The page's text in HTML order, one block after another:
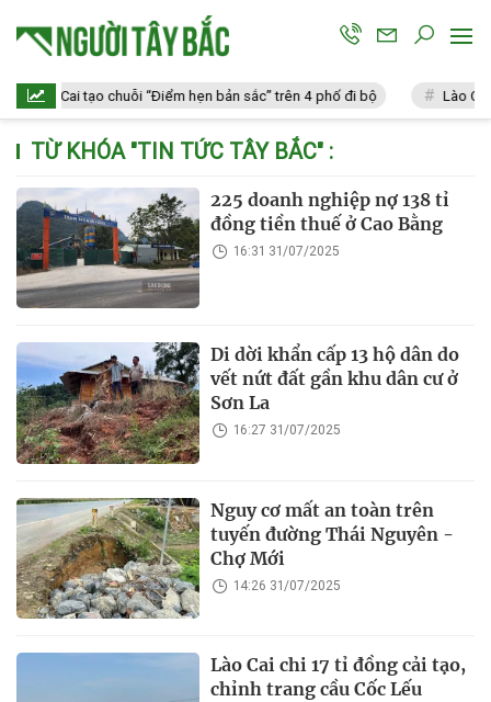
Lào Cai tạo chuỗi “Điểm hẹn bản sắc” trên 4 phố đi bộ Lào Cai:
TỪ KHÓA "TIN TỨC TÂY BẮC" :
225 doanh nghiệp nợ 138 tỉ
đồng tiền thuế ở Cao Bằng
16:31 31/07/2025
Di dời khẩn cấp 13 hộ dân do
vết nứt đất gần khu dân cư ở
Sơn La
16:27 31/07/2025
Nguy cơ mất an toàn trên
tuyến đường Thái Nguyên -
Chợ Mới
14:26 31/07/2025
Lào Cai chi 17 tỉ đồng cải tạo,
chỉnh trang cầu Cốc Lếu